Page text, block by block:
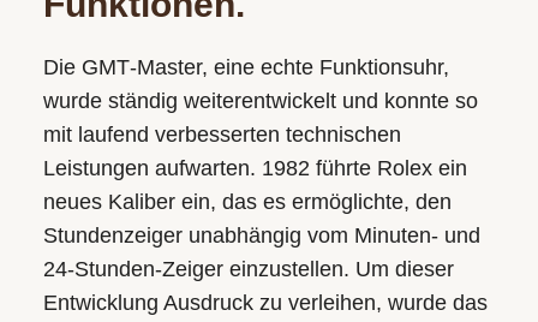
Die GMT‑Master, eine echte Funktionsuhr,
wurde ständig weiterentwickelt und konnte so
mit laufend verbesserten technischen
Leistungen aufwarten. 1982 führte Rolex ein
neues Kaliber ein, das es ermöglichte, den
Stundenzeiger unabhängig vom Minuten- und
24‑Stunden-Zeiger einzustellen. Um dieser
Entwicklung Ausdruck zu verleihen, wurde das